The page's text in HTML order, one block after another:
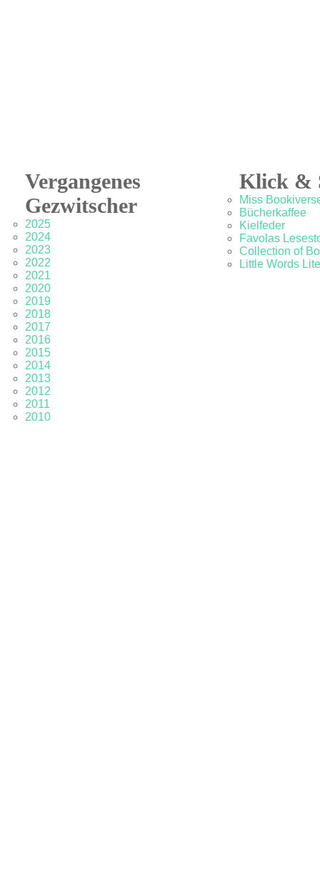
Vergangenes
Gezwitscher
2025
2024
2023
2022
2021
2020
2019
2018
2017
2016
2015
2014
2013
2012
2011
2010
Klick &
Miss
Bücherkaffee
Kielfeder
Favolas
Collection of
Little Words